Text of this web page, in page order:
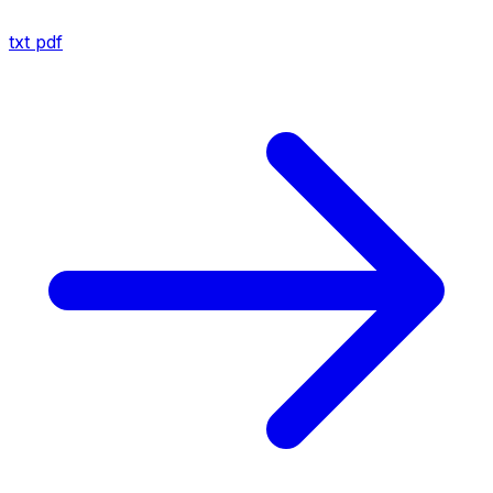
txt pdf